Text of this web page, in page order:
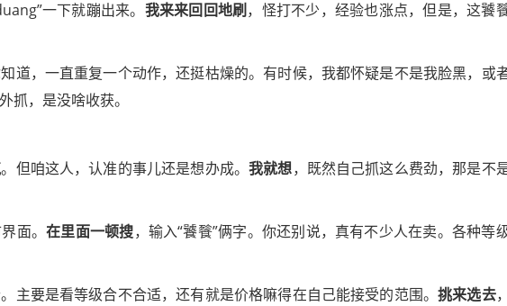
一下就蹦出来。 我来来回回地刷 ，怪打不少，经验也涨点，但是，这饕
道，一直重复一个动作，还挺枯燥的。有时候，我都怀疑是不是我脸黑，或
抓，是没啥收获。
。但咱这人，认准的事儿还是想办成。我就想，既然自己抓这么费劲，那是不
面。在里面一顿搜，输入“饕餮”俩字。你还别说，真有不少人在卖。各种等
主要是看等级合不合适，还有就是价格嘛得在自己能接受的范围。挑来选去